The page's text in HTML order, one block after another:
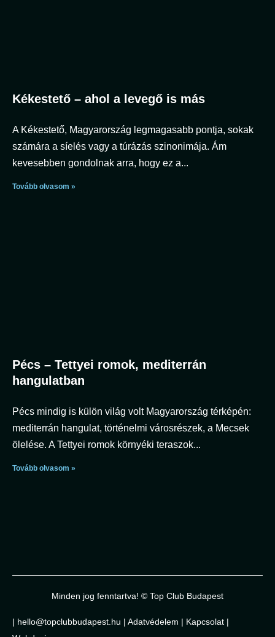
Kékestető – ahol a levegő is más
A Kékestető, Magyarország legmagasabb pontja, sokak
számára a síelés vagy a túrázás szinonimája. Ám
kevesebben gondolnak arra, hogy ez a
Tovább olvasom »
Pécs – Tettyei romok, mediterrán
hangulatban
Pécs mindig is külön világ volt Magyarország térképén:
mediterrán hangulat, történelmi városrészek, a Mecsek
ölelése. A Tettyei romok környéki teraszok
Tovább olvasom »
Minden jog fenntartva! © Top Club Budapest
| hello@topclubbudapest.hu | Adatvédelem | Kapcsolat |